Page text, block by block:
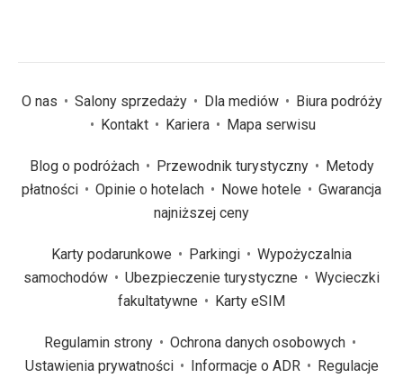
O nas Salony sprzedaży Dla mediów
Biura podróży
Kontakt
Kariera Mapa serwisu
Blog o podróżach Przewodnik turystyczny
Metody
płatności
Opinie o hotelach Nowe hotele
Gwarancja
najniższej ceny
Karty podarunkowe Parkingi
Wypożyczalnia
samochodów
Ubezpieczenie turystyczne
Wycieczki
fakultatywne
Karty eSIM
Regulamin strony
Ochrona danych osobowych
Ustawienia prywatności
Informacje o ADR
Regulacje